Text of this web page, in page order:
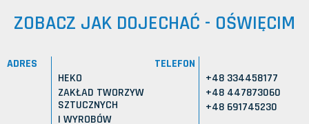
ZOBACZ JAK DOJECHAĆ - OŚWIĘCIM
ADRES
HEKO
ZAKŁAD TWORZYW
SZTUCZNYCH
I WYROBÓW
TELEFON
+48 334458177
+48 447873060
+48 691745230